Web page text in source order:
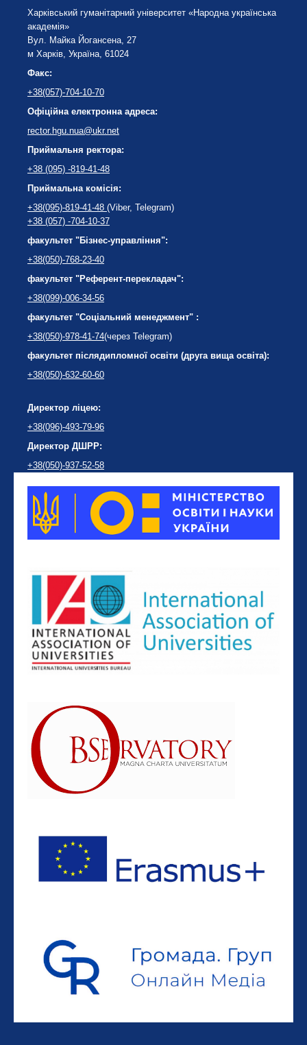
Харківський гуманітарний університет «Народна українська
академія»
Вул. Майка Йогансена, 27
м Харків, Україна, 61024
Факс:
+38(057)-704-10-70
Офіційна електронна адреса:
rector.hgu.nua@ukr.net
Приймальня ректора:
+38 (095) -819-41-48
Приймальна комісія:
+38(095)-819-41-48 (Viber, Telegram)
+38 (057) -704-10-37
факультет "Бізнес-управління":
+38(050)-768-23-40
факультет "Референт-перекладач":
+38(099)-006-34-56
факультет "Соціальний менеджмент" :
+38(050)-978-41-74(через Telegram)
факультет післядипломної освіти (друга вища освіта):
+38(050)-632-60-60
Директор ліцею:
+38(096)-493-79-96
Директор ДШРР:
+38(050)-937-52-58